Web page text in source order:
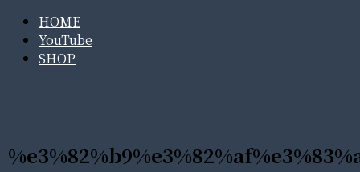
HOME
YouTube
SHOP